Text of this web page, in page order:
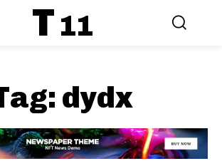
T 11
dydx